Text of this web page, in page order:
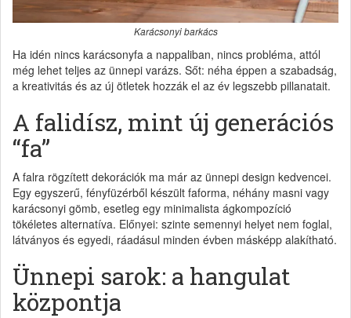
Karácsonyi barkács
Ha idén nincs karácsonyfa a nappaliban, nincs probléma, attól
még lehet teljes az ünnepi varázs. Sőt: néha éppen a szabadság,
a kreativitás és az új ötletek hozzák el az év legszebb pillanatait.
A falidísz, mint új generációs
“fa”
A falra rögzített dekorációk ma már az ünnepi design kedvencei.
Egy egyszerű, fényfüzérből készült faforma, néhány masni vagy
karácsonyi gömb, esetleg egy minimalista ágkompozíció
tökéletes alternatíva. Előnyei: szinte semennyi helyet nem foglal,
látványos és egyedi, ráadásul minden évben másképp alakítható.
Ünnepi sarok: a hangulat
központja